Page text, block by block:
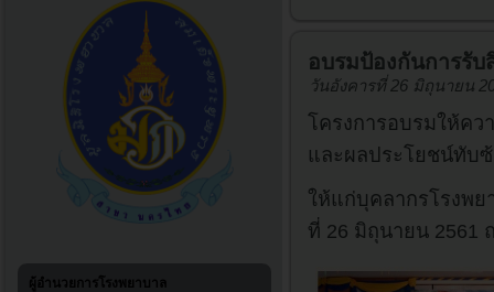
ผู้อำนวยการโรงพยาบาล
อบรมป้องกันการรั
วันอังคารที่ 26 มิถุนายน
โครงการอบรมให้คว
และผลประโยชน์ทับ
ให้แก่บุคลากรโรงพ
ที่ 26 มิถุนายน 2561